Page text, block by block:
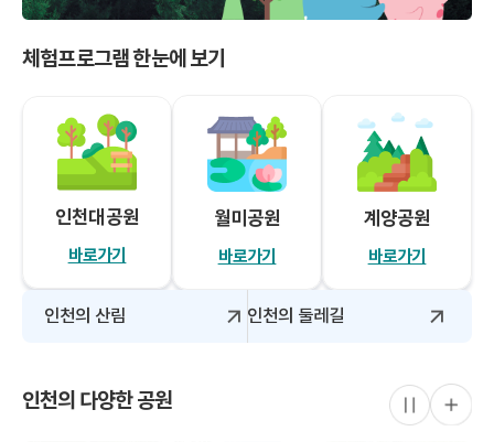
체험프로그램 한눈에 보기
인천대공원
바로가기
월미공원
바로가기
계양공원
바로가기
인천의 산림 인천의 둘레길
인천의 다양한 공원